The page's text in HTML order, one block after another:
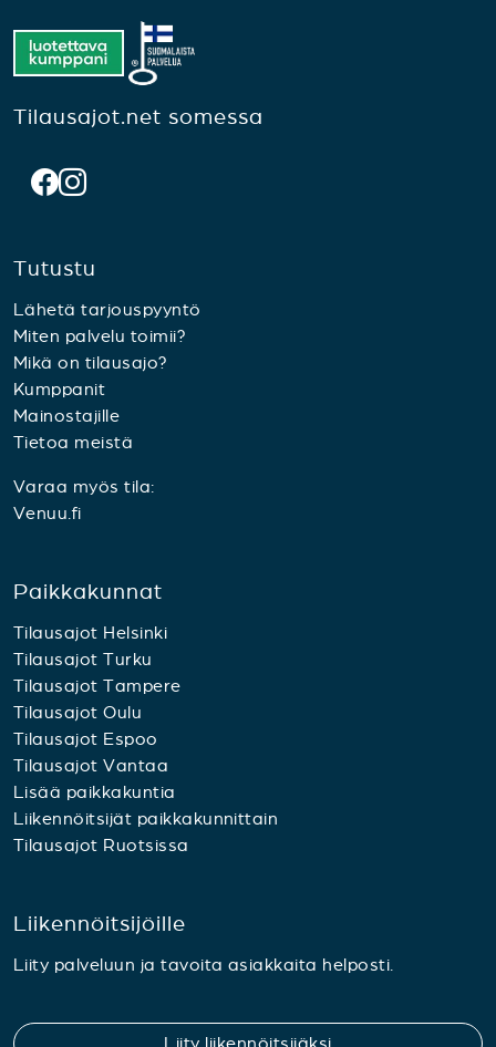
Tilausajot.net somessa
Tutustu
Lähetä tarjouspyyntö
Miten palvelu toimii?
Mikä on tilausajo?
Kumppanit
Mainostajille
Tietoa meistä
Varaa myös tila:
Venuu.fi
Paikkakunnat
Tilausajot Helsinki
Tilausajot Turku
Tilausajot Tampere
Tilausajot Oulu
Tilausajot Espoo
Tilausajot Vantaa
Lisää paikkakuntia
Liikennöitsijät paikkakunnittain
Tilausajot Ruotsissa
Liikennöitsijöille
Liity palveluun ja tavoita asiakkaita helposti.
Liity liikennöitsijäksi